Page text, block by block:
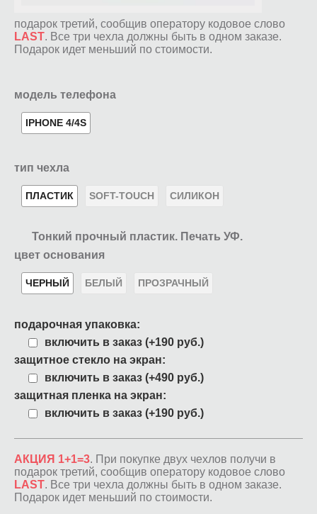
подарок третий, сообщив оператору кодовое слово
LAST. Все три чехла должны быть в одном заказе.
Подарок идет меньший по стоимости.
модель телефона
IPHONE 4/4S
тип чехла
ПЛАСТИК SOFT-TOUCH СИЛИКОН
Тонкий прочный пластик. Печать УФ.
цвет основания
ЧЕРНЫЙ БЕЛЫЙ ПРОЗРАЧНЫЙ
подарочная упаковка:
включить в заказ (+190 руб.)
защитное стекло на экран:
включить в заказ (+490 руб.)
защитная пленка на экран:
включить в заказ (+190 руб.)
АКЦИЯ 1+1=3. При покупке двух чехлов получи в
подарок третий, сообщив оператору кодовое слово
LAST. Все три чехла должны быть в одном заказе.
Подарок идет меньший по стоимости.